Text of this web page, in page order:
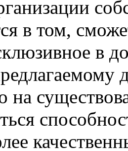
в том,
в
на